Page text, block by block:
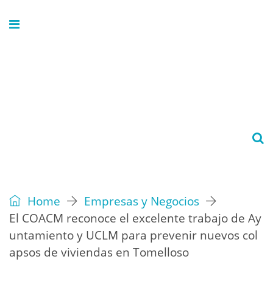
Home
Empresas y Negocios
El COACM reconoce el excelente trabajo de Ay
untamiento y UCLM para prevenir nuevos col
apsos de viviendas en Tomelloso